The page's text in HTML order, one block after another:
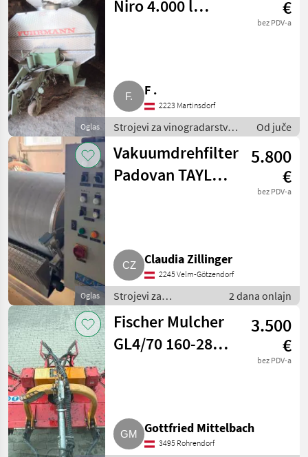
Oglas
Niro 4.000 l
€
bez PDV-a
F .
2223 Martinsdorf
Strojevi za vinogradarstvo /
Ostali strojevi za
vinogradarstvo
Od juče
Oglas
Vakuumdrehfilter
Padovan TAYLO
5.800
€
bez PDV-a
Claudia Zillinger
2245 Velm-Götzendorf
Strojevi za
vinogradarstvo /
Ostali strojevi za
vinogradarstvo
2 dana onlajn
Fischer Mulcher
GL4/70 160-280
3.500
€
bez PDV-a
Gottfried Mittelbach
3495 Rohrendorf